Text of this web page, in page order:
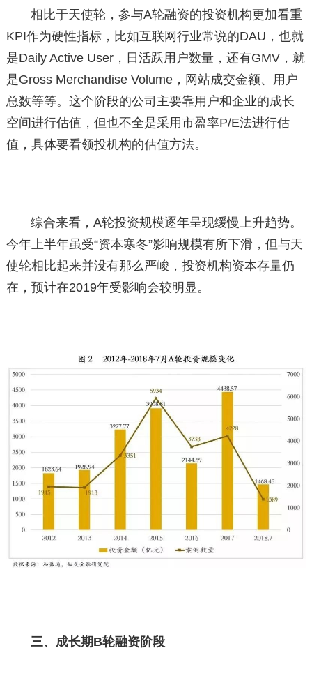
相比于天使轮，参与A轮融资的投资机构更加看重
KPI作为硬性指标，比如互联网行业常说的DAU，也就
是Daily Active User，日活跃用户数量，还有GMV，就
是Gross Merchandise Volume，网站成交金额、用户
总数等等。这个阶段的公司主要靠用户和企业的成长
空间进行估值，但也不全是采用市盈率P/E法进行估
值，具体要看领投机构的估值方法。
综合来看，A轮投资规模逐年呈现缓慢上升趋势。
今年上半年虽受“资本寒冬”影响规模有所下滑，但与天
使轮相比起来并没有那么严峻，投资机构资本存量仍
在，预计在2019年受影响会较明显。
三、成长期B轮融资阶段